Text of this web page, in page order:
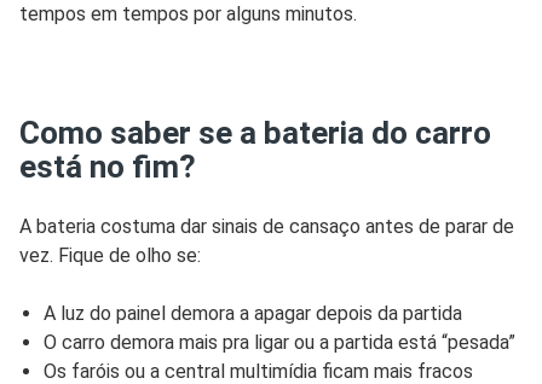
tempos em tempos por alguns minutos.
Como saber se a bateria do carro
está no fim?
A bateria costuma dar sinais de cansaço antes de parar de
vez. Fique de olho se:
A luz do painel demora a apagar depois da partida
O carro demora mais pra ligar ou a partida está “pesada”
Os faróis ou a central multimídia ficam mais fracos